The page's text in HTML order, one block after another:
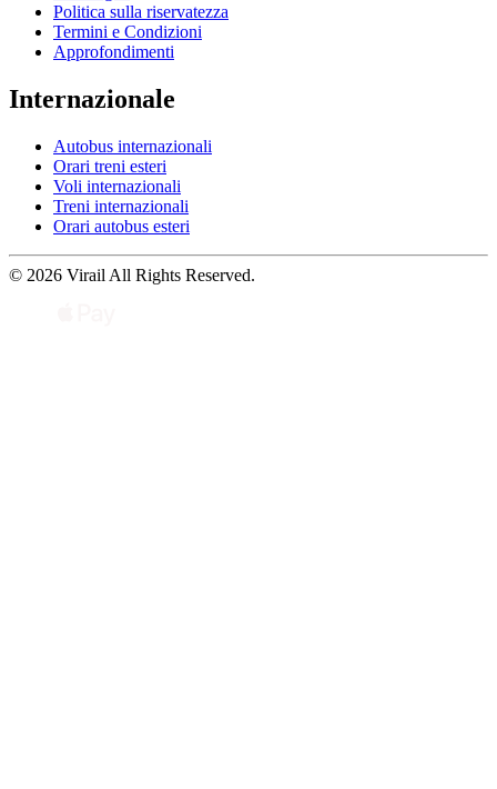
Politica sulla riservatezza
Termini e Condizioni
Approfondimenti
Internazionale
Autobus internazionali
Orari treni esteri
Voli internazionali
Treni internazionali
Orari autobus esteri
© 2026 Virail All Rights Reserved.